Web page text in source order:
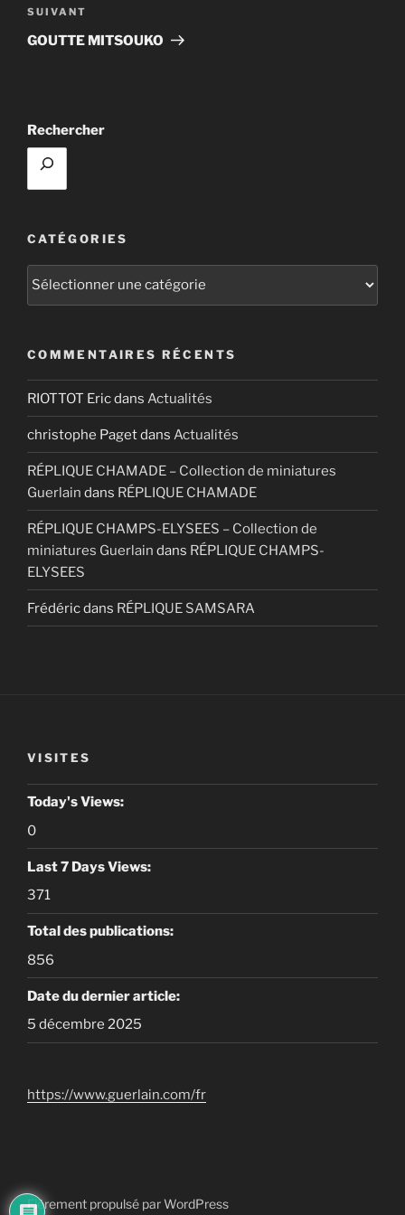
Article
suivant
SUIVANT
GOUTTE MITSOUKO
Rechercher
CATÉGORIES
Catégories
COMMENTAIRES RÉCENTS
RIOTTOT Ericdans Actualités
christophe Pagetdans Actualités
RÉPLIQUE CHAMADE – Collection de miniatures
Guerlain dans RÉPLIQUE CHAMADE
RÉPLIQUE CHAMPS-ELYSEES – Collection de
miniatures Guerlain dans RÉPLIQUE CHAMPS-
ELYSEES
Frédéricdans RÉPLIQUE SAMSARA
VISITES
Today's Views:
0
Last 7 Days Views:
371
Total des publications:
856
Date du dernier article:
5 décembre 2025
https://www.guerlain.com/fr
Fièrement propulsé par WordPress